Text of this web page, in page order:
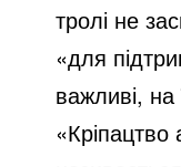
тролі не
«для
важливі,
«Кріпацтво